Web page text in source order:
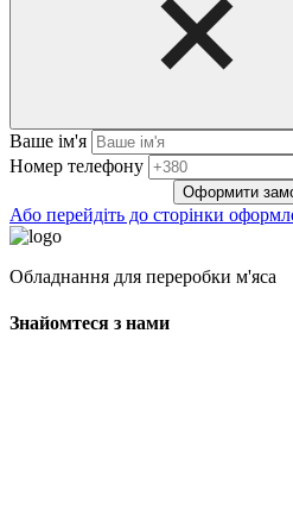
Ваше ім'я
Нoмep тeлeфoнy
Оформити
Або перейдіть до сторінки
Обладнання для переробки м'яса
Знайомтеся з нами